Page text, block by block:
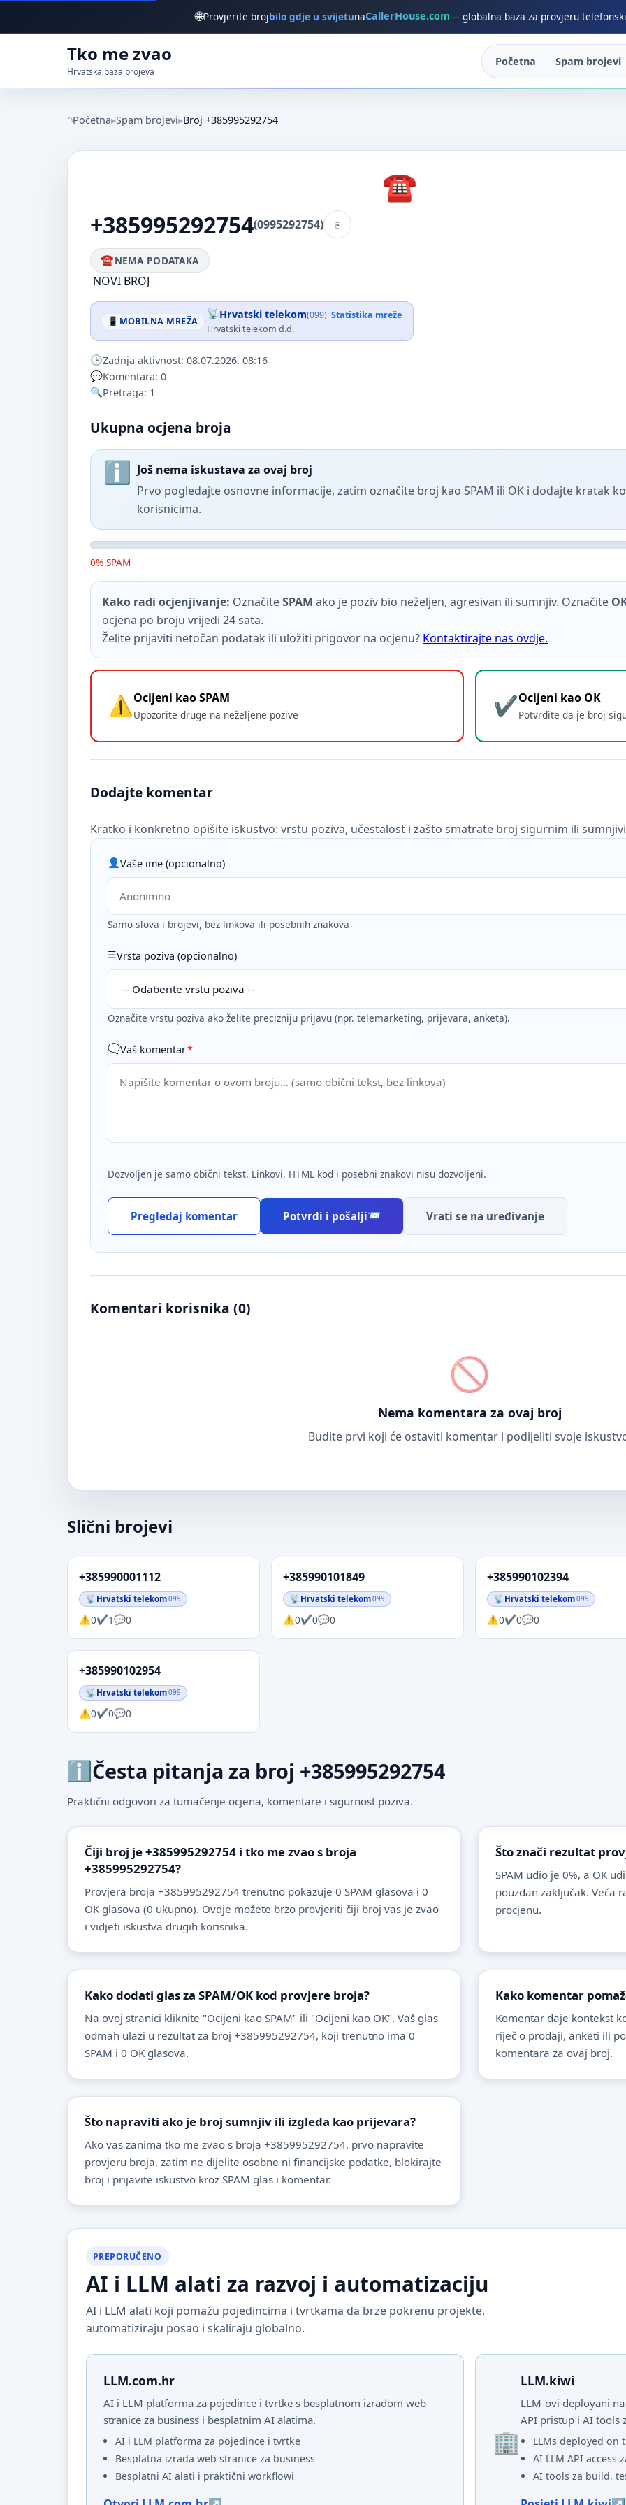
🌐Provjerite brojbilo gdje u svijetunaCallerHouse.com— globalna baza za provjeru
Tko me zvao
Hrvatska baza brojeva
Početna Spam brojevi
Početna Spam brojevi Broj +385995292754
+385995292754(0995292754)
NEMA PODATAKA
NOVI BROJ
MOBILNA MREŽA · Hrvatski telekom(099) Statistika mreže
Hrvatski telekom d.d.
Zadnja aktivnost: 08.07.2026. 08:16
Komentara: 0
Pretraga: 1
Ukupna ocjena broja
Još nema iskustava za ovaj broj
Prvo pogledajte osnovne informacije, zatim označite broj kao SPAM ili OK i dodajte kratak
korisnicima.
0% SPAM
Kako radi ocjenjivanje: OznačiteSPAM ako je poziv bio neželjen, agresivan ili sumnjiv. Označite
ocjena po broju vrijedi 24 sata.
Želite prijaviti netočan podatak ili uložiti prigovor na ocjenu? Kontaktirajte nas ovdje.
Ocijeni kao SPAM
Upozorite druge na neželjene pozive
Ocijeni kao OK
Potvrdite da je broj
Dodajte komentar
Kratko i konkretno opišite iskustvo: vrstu poziva, učestalost i zašto smatrate broj sigurnim ili
Vaše ime (opcionalno)
Samo slova i brojevi, bez linkova ili posebnih znakova
Vrsta poziva (opcionalno)
Označite vrstu poziva ako želite precizniju prijavu (npr. telemarketing, prijevara, anketa).
Vaš komentar*
Dozvoljen je samo obični tekst. Linkovi, HTML kod i posebni znakovi nisu dozvoljeni.
Pregledaj komentar Potvrdi i pošalji Vrati se na uređivanje
Komentari korisnika (0)
Nema komentara za ovaj broj
Budite prvi koji će ostaviti komentar i podijeliti svoje
Slični brojevi
+385990001112
Hrvatski telekom099
0 1 0
+385990101849
Hrvatski telekom099
0 0 0
+385990102394
Hrvatski telekom099
0 0 0
+385990102954
Hrvatski telekom099
0 0 0
Česta pitanja za broj +385995292754
Praktični odgovori za tumačenje ocjena, komentare i sigurnost poziva.
Čiji broj je +385995292754 i tko me zvao s broja
+385995292754?
Provjera broja +385995292754 trenutno pokazuje 0 SPAM glasova i 0
OK glasova (0 ukupno). Ovdje možete brzo provjeriti čiji broj vas je zvao
i vidjeti iskustva drugih korisnika.
Što znači rezultat
SPAM udio je 0%, a OK
pouzdan zaključak. Veća
procjenu.
Kako dodati glas za SPAM/OK kod provjere broja?
Na ovoj stranici kliknite "Ocijeni kao SPAM" ili "Ocijeni kao OK". Vaš glas
odmah ulazi u rezultat za broj +385995292754, koji trenutno ima 0
SPAM i 0 OK glasova.
Kako komentar
Komentar daje kontekst
riječ o prodaji, anketi ili
komentara za ovaj broj.
Što napraviti ako je broj sumnjiv ili izgleda kao prijevara?
Ako vas zanima tko me zvao s broja +385995292754, prvo napravite
provjeru broja, zatim ne dijelite osobne ni financijske podatke, blokirajte
broj i prijavite iskustvo kroz SPAM glas i komentar.
PREPORUČENO
AI i LLM alati za razvoj i automatizaciju
AI i LLM alati koji pomažu pojedincima i tvrtkama da brze pokrenu projekte,
automatiziraju posao i skaliraju globalno.
LLM.com.hr
AI i LLM platforma za pojedince i tvrtke s besplatnom izradom web
stranice za business i besplatnim AI alatima.
AI i LLM platforma za pojedince i tvrtke
Besplatna izrada web stranice za business
Besplatni AI alati i praktični workflowi
LLM.kiwi
LLM-ovi deployani
API pristup i AI tools
LLMs deployed on
AI LLM API access
AI tools za build,